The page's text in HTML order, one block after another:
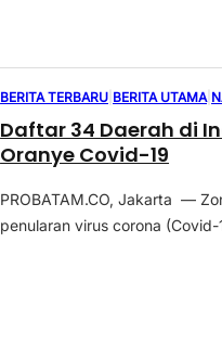
BERITA TERBARU BERITA UTAMA
Daftar 34 Daerah di
Oranye Covid-19
PROBATAM.CO, Jakarta —
penularan virus corona